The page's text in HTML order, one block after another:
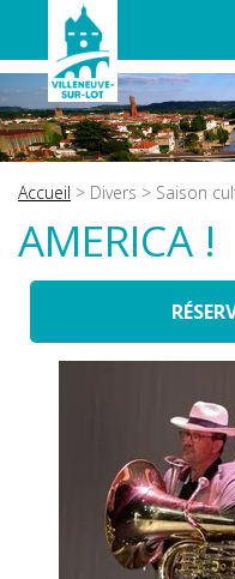
Accueil > Divers > Saison
AMERICA !